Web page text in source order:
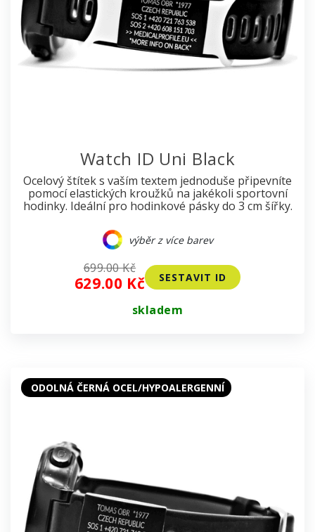
Watch ID Uni Black
Ocelový štítek s vaším textem jednoduše připevníte
pomocí elastických kroužků na jakékoli sportovní
hodinky. Ideální pro hodinkové pásky do 3 cm šířky.
výběr z více barev
629.00 Kč
699.00 Kč
SESTAVIT ID
skladem
ODOLNÁ ČERNÁ OCEL/HYPOALERGENNÍ